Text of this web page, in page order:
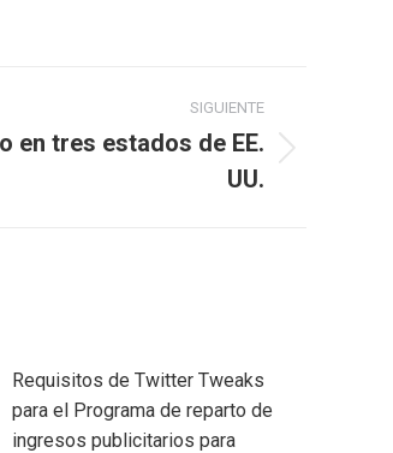
SIGUIENTE
en tres estados de EE.
UU.
Requisitos de Twitter Tweaks
para el Programa de reparto de
ingresos publicitarios para